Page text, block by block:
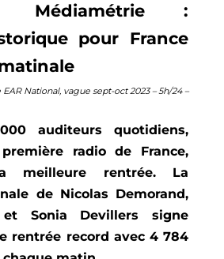
Médiamétrie :
pour France
National, vague sept-oct 2023 – 5h/24 –
auditeurs quotidiens,
radio de France,
meilleure rentrée. La
de Nicolas Demorand,
Sonia Devillers signe
rentrée record avec 4 784